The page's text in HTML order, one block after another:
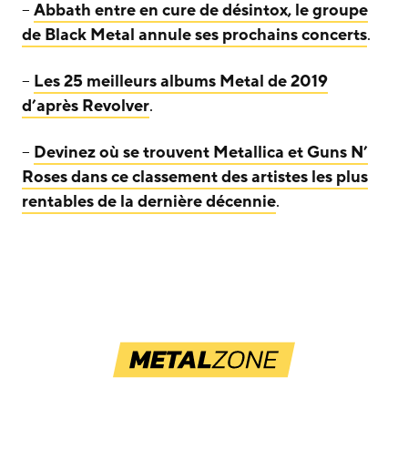
– Abbath entre en cure de désintox, le groupe
de Black Metal annule ses prochains concerts.
– Les 25 meilleurs albums Metal de 2019
d’après Revolver.
– Devinez où se trouvent Metallica et Guns N’
Roses dans ce classement des artistes les plus
rentables de la dernière décennie.